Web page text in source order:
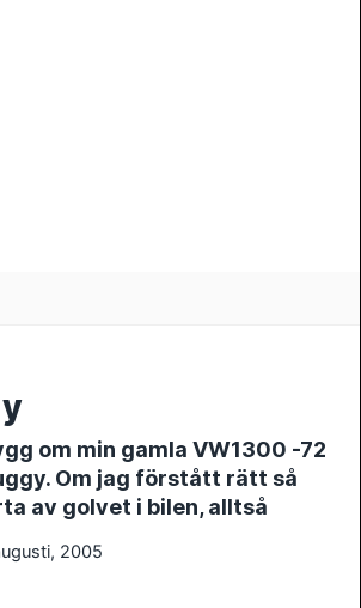
om min gamla VW1300 -72
Om jag förstått rätt så
av golvet i bilen, alltså
2005